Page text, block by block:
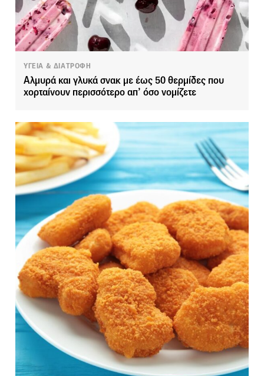
ΥΓΕΙΑ & ΔΙΑΤΡΟΦΗ
Αλμυρά και γλυκά σνακ με έως 50 θερμίδες που
χορταίνουν περισσότερο απ’ όσο νομίζετε